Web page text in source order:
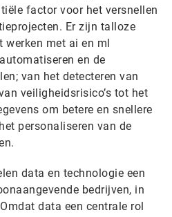
factor voor het versnellen
Er zijn talloze
werken met ai en ml
en de
van het detecteren van
veiligheidsrisico’s tot het
om betere en snellere
personaliseren van de
data en technologie een
bedrijven, in
data een centrale rol